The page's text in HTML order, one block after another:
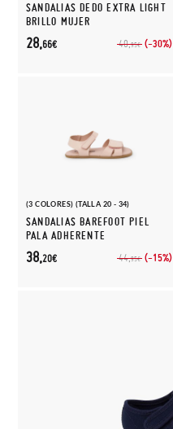
SANDALIAS DEDO EXTRA LIGHT
BRILLO MUJER
40,95€ (-30%)
28,66€
(3 COLORES) (TALLA 20 - 34)
SANDALIAS BAREFOOT PIEL
PALA ADHERENTE
44,95€ (-15%)
38,20€